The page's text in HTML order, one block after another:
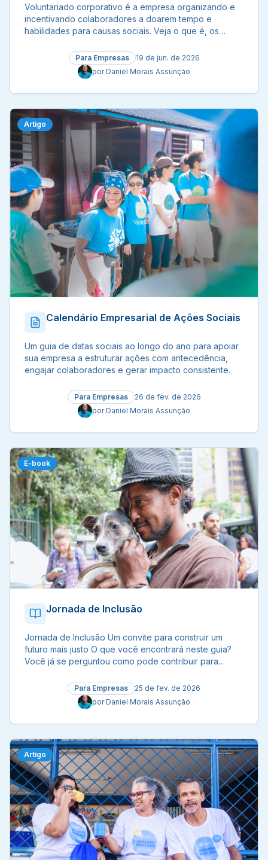
Voluntariado corporativo é a empresa organizando e
incentivando colaboradores a doarem tempo e
habilidades para causas sociais. Veja o que é, os
Para Empresas
19 de jun. de 2026
porDaniel Morais Assunção
Artigo
Calendário Empresarial de Ações Sociais
Um guia de datas sociais ao longo do ano para apoiar
sua empresa a estruturar ações com antecedência,
engajar colaboradores e gerar impacto consistente.
Para Empresas
26 de fev. de 2026
porDaniel Morais Assunção
E-book
Jornada de Inclusão
Jornada de Inclusão Um convite para construir um
futuro mais justo O que você encontrará neste guia?
Você já se perguntou como pode contribuir para
O Atados preparou um material transformador para
quem deseja entender mais sobre o tema e agir com
impacto: o Guia “Jornada de Inclusão – Entenda e
Para Empresas
25 de fev. de 2026
porDaniel Morais Assunção
Artigo